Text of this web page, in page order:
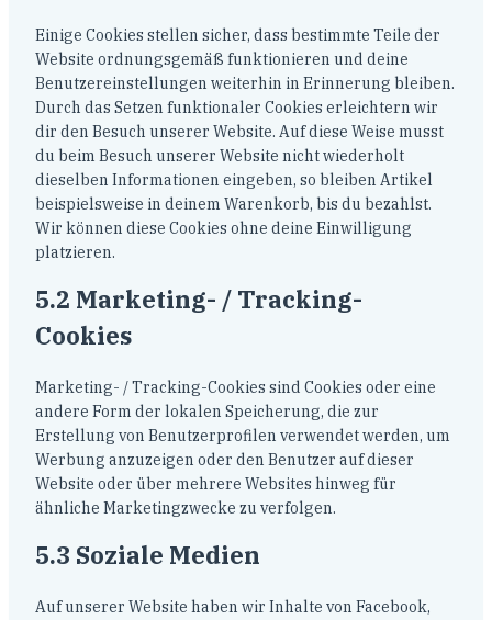
Einige Cookies stellen sicher, dass bestimmte Teile der
Website ordnungsgemäß funktionieren und deine
Benutzereinstellungen weiterhin in Erinnerung bleiben.
Durch das Setzen funktionaler Cookies erleichtern wir
dir den Besuch unserer Website. Auf diese Weise musst
du beim Besuch unserer Website nicht wiederholt
dieselben Informationen eingeben, so bleiben Artikel
beispielsweise in deinem Warenkorb, bis du bezahlst.
Wir können diese Cookies ohne deine Einwilligung
platzieren.
5.2 Marketing- / Tracking-
Cookies
Marketing- / Tracking-Cookies sind Cookies oder eine
andere Form der lokalen Speicherung, die zur
Erstellung von Benutzerprofilen verwendet werden, um
Werbung anzuzeigen oder den Benutzer auf dieser
Website oder über mehrere Websites hinweg für
ähnliche Marketingzwecke zu verfolgen.
5.3 Soziale Medien
Auf unserer Website haben wir Inhalte von Facebook,